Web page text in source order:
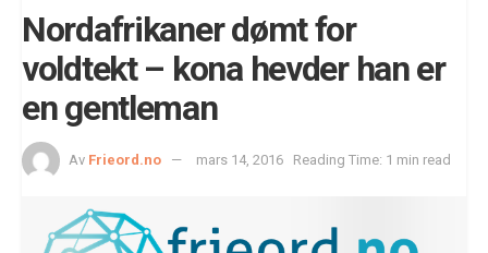
Nordafrikaner dømt for
voldtekt – kona hevder han er
en gentleman
Av Frieord.no mars 14, 2016 Reading Time: 1 min read